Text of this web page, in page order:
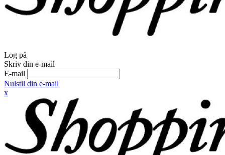
Log på
Skriv din e-mail
E-mail
Nulstil din e-mail
x